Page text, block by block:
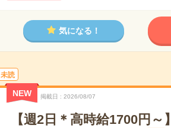
気になる！
未読
NEW 掲載日 2026/08/07
【週2日＊高時給1700円